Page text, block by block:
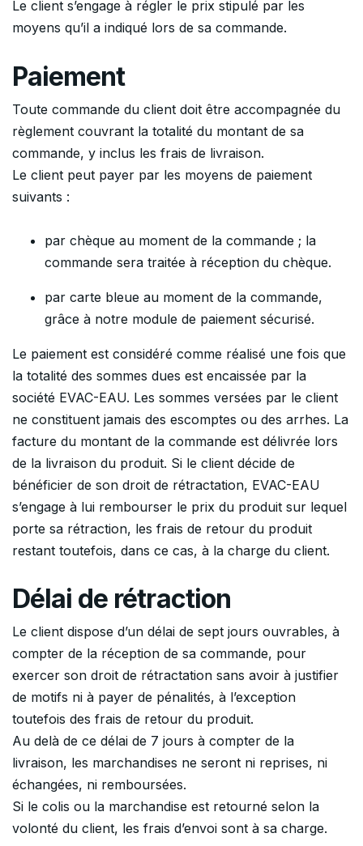
Le client s’engage à régler le prix stipulé par les
moyens qu’il a indiqué lors de sa commande.
Paiement
Toute commande du client doit être accompagnée du
règlement couvrant la totalité du montant de sa
commande, y inclus les frais de livraison.
Le client peut payer par les moyens de paiement
suivants :
par chèque au moment de la commande ; la
commande sera traitée à réception du chèque.
par carte bleue au moment de la commande,
grâce à notre module de paiement sécurisé.
Le paiement est considéré comme réalisé une fois que
la totalité des sommes dues est encaissée par la
société EVAC-EAU. Les sommes versées par le client
ne constituent jamais des escomptes ou des arrhes. La
facture du montant de la commande est délivrée lors
de la livraison du produit. Si le client décide de
bénéficier de son droit de rétractation, EVAC-EAU
s’engage à lui rembourser le prix du produit sur lequel
porte sa rétraction, les frais de retour du produit
restant toutefois, dans ce cas, à la charge du client.
Délai de rétraction
Le client dispose d’un délai de sept jours ouvrables, à
compter de la réception de sa commande, pour
exercer son droit de rétractation sans avoir à justifier
de motifs ni à payer de pénalités, à l’exception
toutefois des frais de retour du produit.
Au delà de ce délai de 7 jours à compter de la
livraison, les marchandises ne seront ni reprises, ni
échangées, ni remboursées.
Si le colis ou la marchandise est retourné selon la
volonté du client, les frais d’envoi sont à sa charge.